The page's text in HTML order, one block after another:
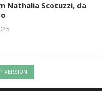
Nathalia Scotuzzi, da
VERSION